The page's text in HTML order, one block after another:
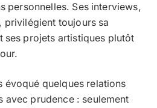
personnelles. Ses interviews,
privilégient toujours sa
ses projets artistiques plutôt
évoqué quelques relations
avec prudence : seulement